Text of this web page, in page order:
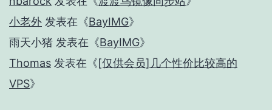
小老外 发表在《BayIMG》
雨天小猪 发表在《BayIMG》
Thomas 发表在《[仅供会员]几个性价比较高的
VPS》